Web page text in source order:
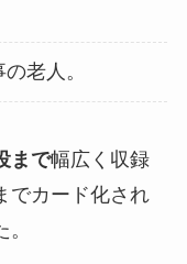
老人。
まで幅広く収録
でカード化され